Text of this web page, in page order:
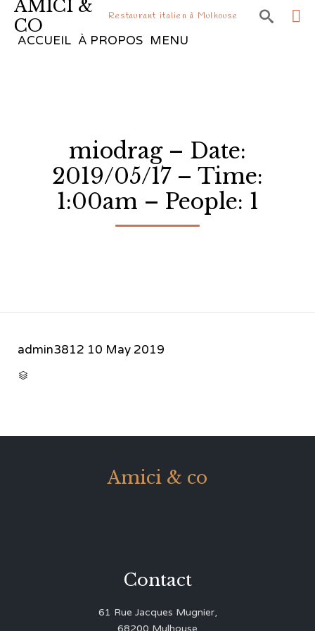
AMICI &
CO
Restaurant italien à Mulhouse 
ACCUEIL À PROPOS MENU
miodrag – Date:
2019/05/17 – Time:
1:00am – People: 1
admin3812 10 May 2019

Amici & co
Contact
61 Rue Jacques Mugnier,